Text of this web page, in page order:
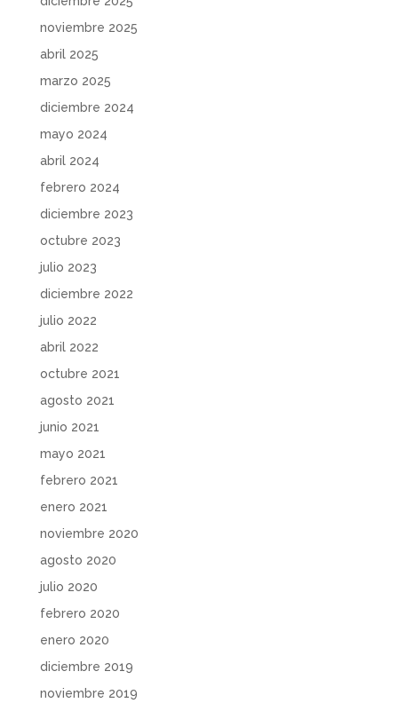
noviembre 2025
abril 2025
marzo 2025
diciembre 2024
mayo 2024
abril 2024
febrero 2024
diciembre 2023
octubre 2023
julio 2023
diciembre 2022
julio 2022
abril 2022
octubre 2021
agosto 2021
junio 2021
mayo 2021
febrero 2021
enero 2021
noviembre 2020
agosto 2020
julio 2020
febrero 2020
enero 2020
diciembre 2019
noviembre 2019